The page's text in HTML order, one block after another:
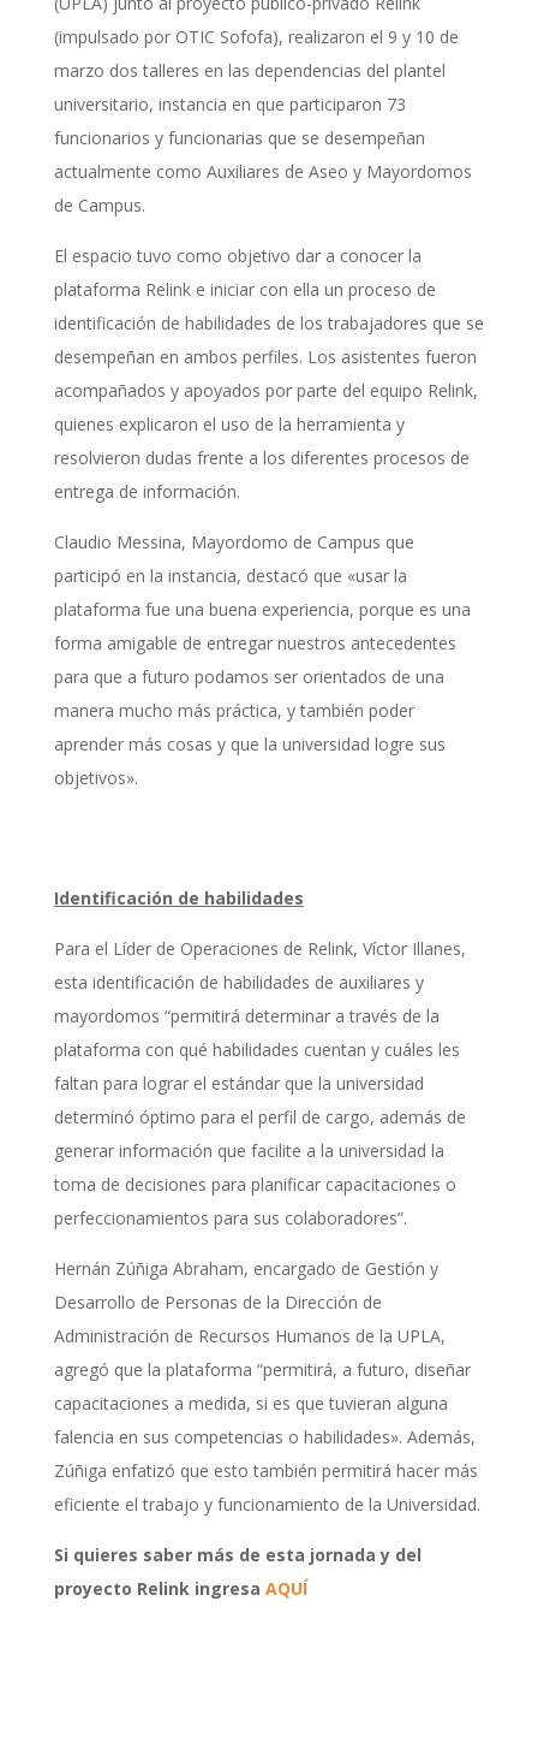
(impulsado por OTIC Sofofa), realizaron el 9 y 10 de
marzo dos talleres en las dependencias del plantel
universitario, instancia en que participaron 73
funcionarios y funcionarias que se desempeñan
actualmente como Auxiliares de Aseo y Mayordomos
de Campus.
El espacio tuvo como objetivo dar a conocer la
plataforma Relink e iniciar con ella un proceso de
identificación de habilidades de los trabajadores que se
desempeñan en ambos perfiles. Los asistentes fueron
acompañados y apoyados por parte del equipo Relink,
quienes explicaron el uso de la herramienta y
resolvieron dudas frente a los diferentes procesos de
entrega de información.
Claudio Messina, Mayordomo de Campus que
participó en la instancia, destacó que «usar la
plataforma fue una buena experiencia, porque es una
forma amigable de entregar nuestros antecedentes
para que a futuro podamos ser orientados de una
manera mucho más práctica, y también poder
aprender más cosas y que la universidad logre sus
objetivos».
Identificación de habilidades
Para el Líder de Operaciones de Relink, Víctor Illanes,
esta identificación de habilidades de auxiliares y
mayordomos “permitirá determinar a través de la
plataforma con qué habilidades cuentan y cuáles les
faltan para lograr el estándar que la universidad
determinó óptimo para el perfil de cargo, además de
generar información que facilite a la universidad la
toma de decisiones para planificar capacitaciones o
perfeccionamientos para sus colaboradores”.
Hernán Zúñiga Abraham, encargado de Gestión y
Desarrollo de Personas de la Dirección de
Administración de Recursos Humanos de la UPLA,
agregó que la plataforma “permitirá, a futuro, diseñar
capacitaciones a medida, si es que tuvieran alguna
falencia en sus competencias o habilidades». Además,
Zúñiga enfatizó que esto también permitirá hacer más
eficiente el trabajo y funcionamiento de la Universidad.
Si quieres saber más de esta jornada y del
proyecto Relink ingresa AQUÍ